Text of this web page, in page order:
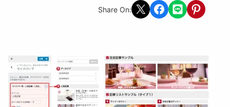
Share On: Share on X Share on Facebook
Share on LINEShare on